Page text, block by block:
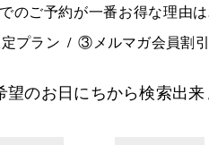
のご予約が一番お得な理由は
プラン ③メルマガ会員割引
望のお日にちから検索出来